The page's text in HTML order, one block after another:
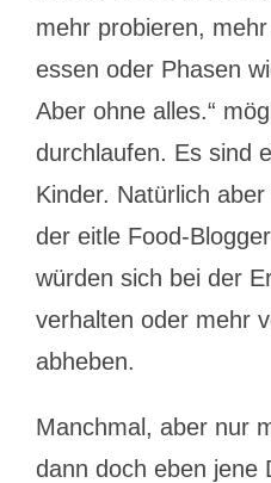
mehr probieren,
essen oder Phasen
Aber ohne alles.“
durchlaufen. Es sind
Kinder. Natürlich
der eitle Food-
würden sich bei der
verhalten oder mehr
abheben.
Manchmal, aber nur
dann doch eben jene